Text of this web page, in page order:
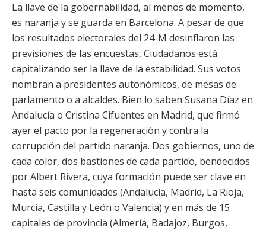
La llave de la gobernabilidad, al menos de momento,
es naranja y se guarda en Barcelona. A pesar de que
los resultados electorales del 24-M desinflaron las
previsiones de las encuestas, Ciudadanos está
capitalizando ser la llave de la estabilidad. Sus votos
nombran a presidentes autonómicos, de mesas de
parlamento o a alcaldes. Bien lo saben Susana Díaz en
Andalucía o Cristina Cifuentes en Madrid, que firmó
ayer el pacto por la regeneración y contra la
corrupción del partido naranja. Dos gobiernos, uno de
cada color, dos bastiones de cada partido, bendecidos
por Albert Rivera, cuya formación puede ser clave en
hasta seis comunidades (Andalucía, Madrid, La Rioja,
Murcia, Castilla y León o Valencia) y en más de 15
capitales de provincia (Almería, Badajoz, Burgos,